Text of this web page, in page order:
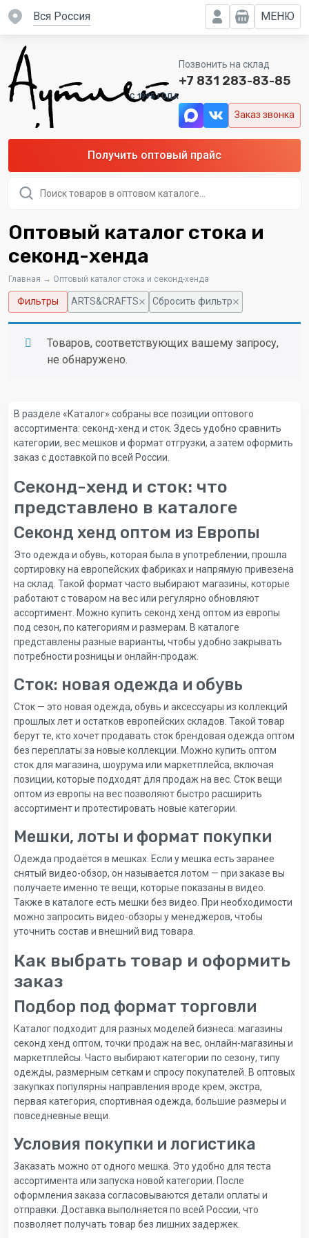
вся Россия МЕНЮ
C 1995 ГОДА
Позвонить на склад
+7 831 283-83-85
Заказ звонка
Получить оптовый прайс
товаров
Оптовый каталог стока и
секонд-хенда
Главная → Оптовый каталог стока и секонд-хенда
Фильтры ARTS&CRAFTS Сбросить фильтр
Товаров, соответствующих вашему запросу,
не обнаружено.
В разделе «Каталог» собраны все позиции оптового
ассортимента: секонд-хенд и сток. Здесь удобно сравнить
категории, вес мешков и формат отгрузки, а затем оформить
заказ с доставкой по всей России.
Секонд-хенд и сток: что
представлено в каталоге
Секонд хенд оптом из Европы
Это одежда и обувь, которая была в употреблении, прошла
сортировку на европейских фабриках и напрямую привезена
на склад. Такой формат часто выбирают магазины, которые
работают с товаром на вес или регулярно обновляют
ассортимент. Можно купить секонд хенд оптом из европы
под сезон, по категориям и размерам. В каталоге
представлены разные варианты, чтобы удобно закрывать
потребности розницы и онлайн-продаж.
Сток: новая одежда и обувь
Сток — это новая одежда, обувь и аксессуары из коллекций
прошлых лет и остатков европейских складов. Такой товар
берут те, кто хочет продавать сток брендовая одежда оптом
без переплаты за новые коллекции. Можно купить оптом
сток для магазина, шоурума или маркетплейса, включая
позиции, которые подходят для продаж на вес. Сток вещи
оптом из европы на вес позволяют быстро расширить
ассортимент и протестировать новые категории.
Мешки, лоты и формат покупки
Одежда продаётся в мешках. Если у мешка есть заранее
снятый видео-обзор, он называется лотом — при заказе вы
получаете именно те вещи, которые показаны в видео.
Также в каталоге есть мешки без видео. При необходимости
можно запросить видео-обзоры у менеджеров, чтобы
уточнить состав и внешний вид товара.
Как выбрать товар и оформить
заказ
Подбор под формат торговли
Каталог подходит для разных моделей бизнеса: магазины
секонд хенд оптом, точки продаж на вес, онлайн-магазины и
маркетплейсы. Часто выбирают категории по сезону, типу
одежды, размерным сеткам и спросу покупателей. В оптовых
закупках популярны направления вроде крем, экстра,
первая категория, спортивная одежда, большие размеры и
повседневные вещи.
Условия покупки и логистика
Заказать можно от одного мешка. Это удобно для теста
ассортимента или запуска новой категории. После
оформления заказа согласовываются детали оплаты и
отправки. Доставка выполняется по всей России, что
позволяет получать товар без лишних задержек.